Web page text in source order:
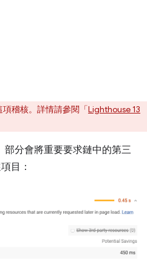
稽核。詳情請參閱「Lighthouse 13
分會將重要要求鏈中的第三
目：